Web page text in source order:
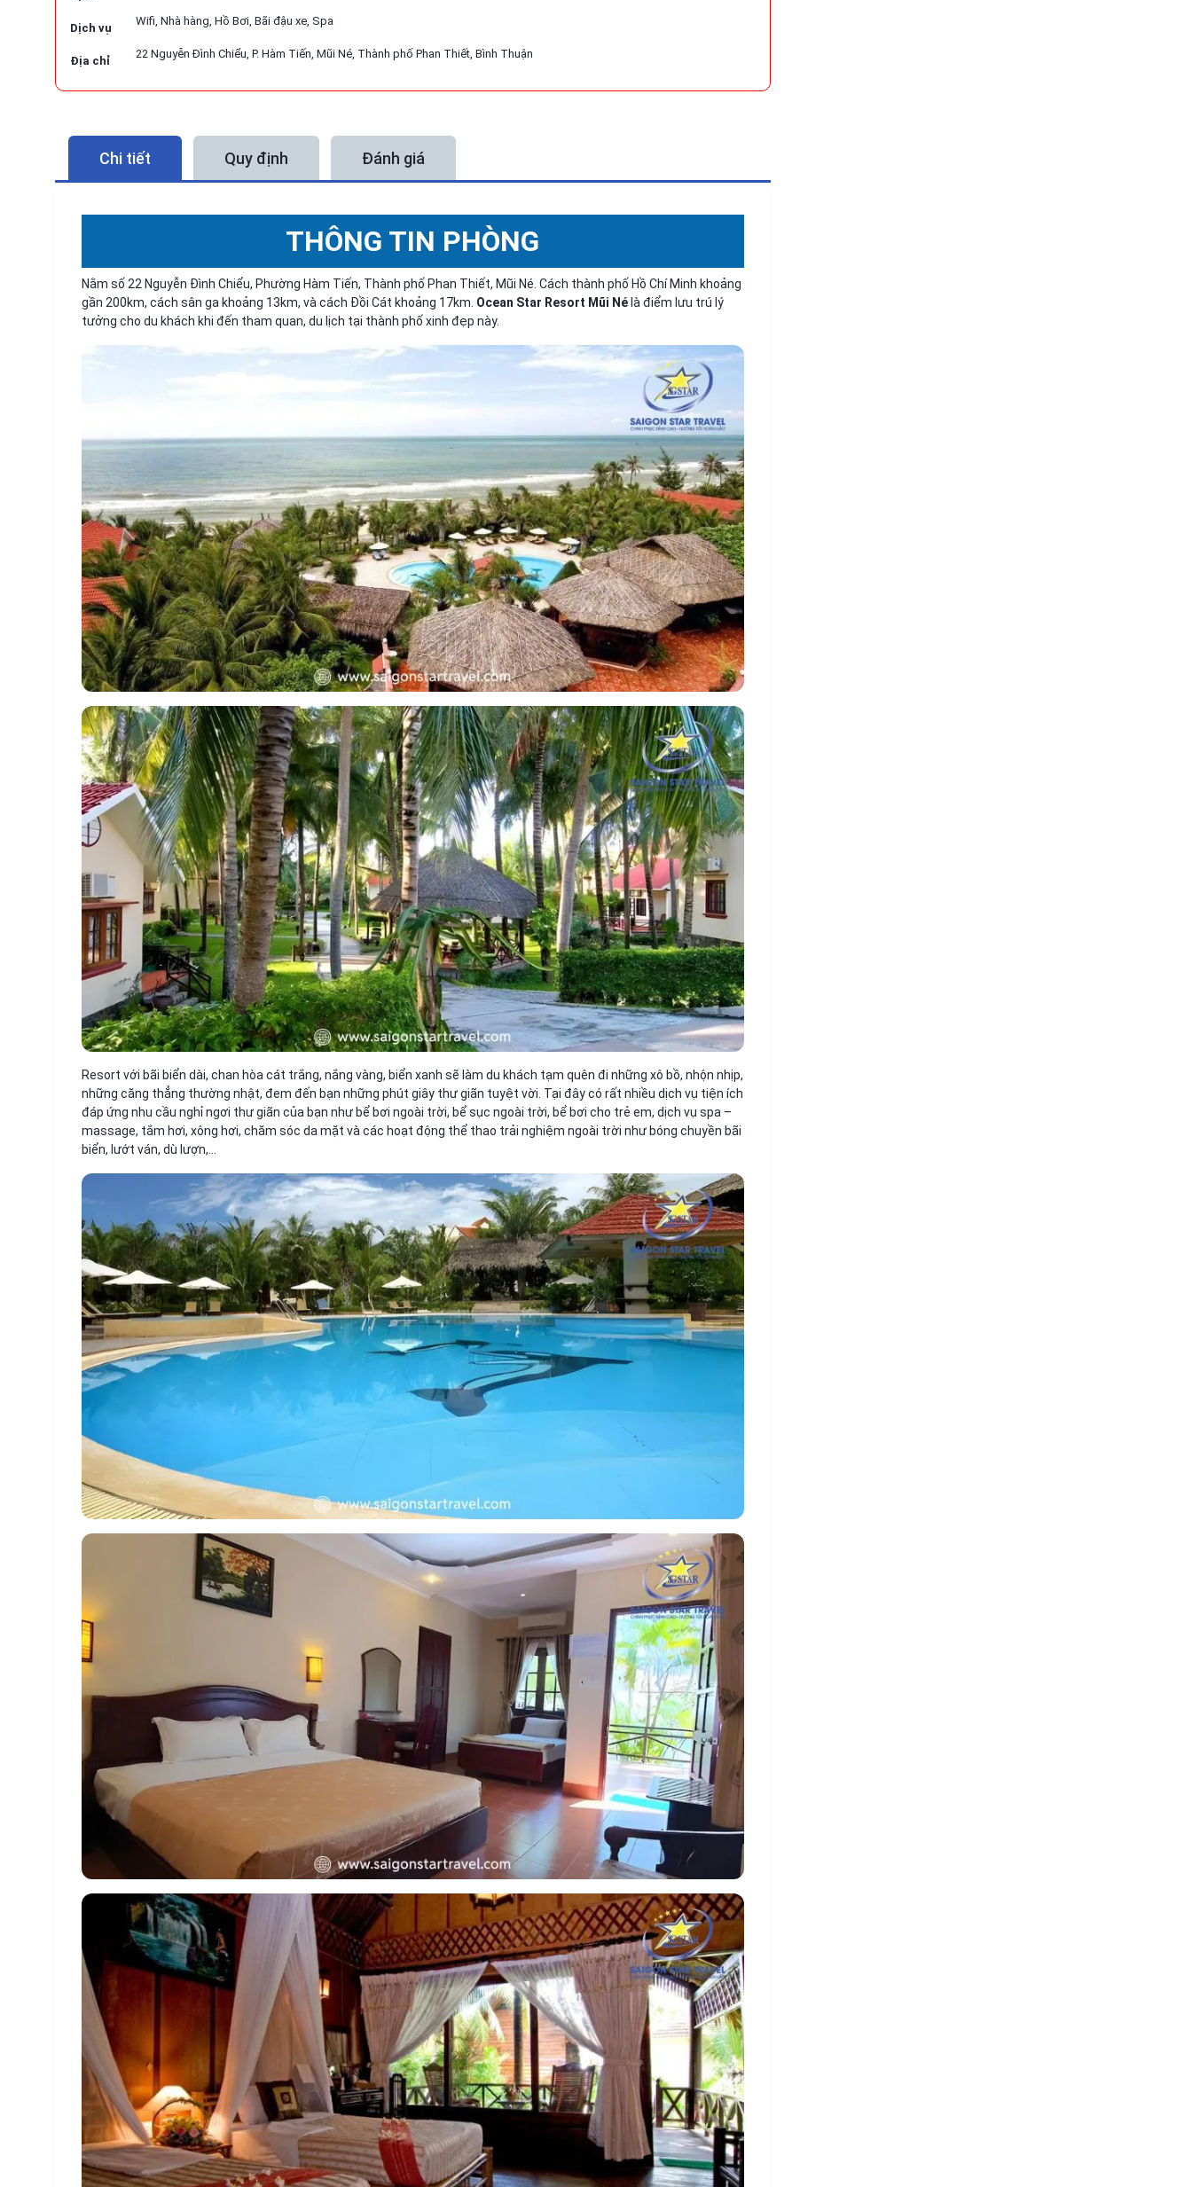
Dịch vụ
Wifi, Nhà hàng, Hồ Bơi, Bãi đậu xe, Spa
Địa chỉ
22 Nguyễn Đình Chiểu, P. Hàm Tiến, Mũi Né, Thành phố Phan Thiết, Bình Thuận
Chi tiết Quy định Đánh giá
THÔNG TIN PHÒNG
Nằm số 22 Nguyễn Đình Chiểu, Phường Hàm Tiến, Thành phố Phan Thiết, Mũi Né. Cách thành phố Hồ Chí Minh khoảng
gần 200km, cách sân ga khoảng 13km, và cách Đồi Cát khoảng 17km. Ocean Star Resort Mũi Né là điểm lưu trú lý
tưởng cho du khách khi đến tham quan, du lịch tại thành phố xinh đẹp này.
Resort với bãi biển dài, chan hòa cát trắng, nắng vàng, biển xanh sẽ làm du khách tạm quên đi những xô bồ, nhộn nhịp,
những căng thẳng thường nhật, đem đến bạn những phút giây thư giãn tuyệt vời. Tại đây có rất nhiều dịch vụ tiện ích
đáp ứng nhu cầu nghỉ ngơi thư giãn của bạn như bể bơi ngoài trời, bể sục ngoài trời, bể bơi cho trẻ em, dịch vụ spa –
massage, tắm hơi, xông hơi, chăm sóc da mặt và các hoạt động thể thao trải nghiệm ngoài trời như bóng chuyền bãi
biển, lướt ván, dù lượn,…